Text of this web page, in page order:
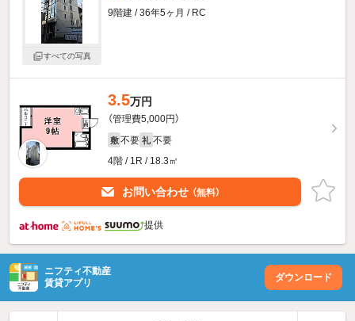
すべての写真
9階建 / 36年5ヶ月 / RC
3.5万円
（管理費5,000円）
敷 不要 礼 不要
4階 / 1R / 18.3㎡
お問い合わせ （無料）
提供
ニフティ不動産
賃貸アプリ
ダウンロード